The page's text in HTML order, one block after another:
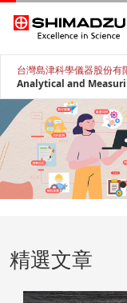
台灣島津科學儀器股份有
Analytical and
精選文章